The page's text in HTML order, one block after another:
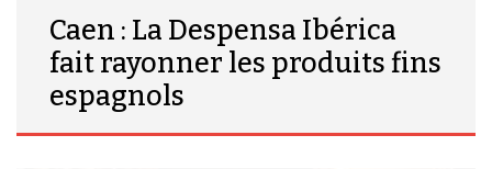
Caen : La Despensa Ibérica
fait rayonner les produits fins
espagnols